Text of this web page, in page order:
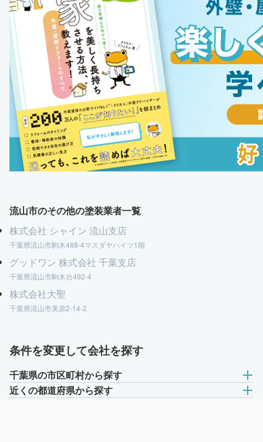
流山市のその他の塗装業者一覧
株式会社 シャイン 流山支店
千葉県流山市駒木488-4マスダヤハイツ1階
グッドワン 株式会社 千葉支店
千葉県流山市駒木台492-4
株式会社大聖
千葉県流山市美原2-14-2
条件を変更して会社を探す
千葉県の市区町村から探す
近くの都道府県から探す